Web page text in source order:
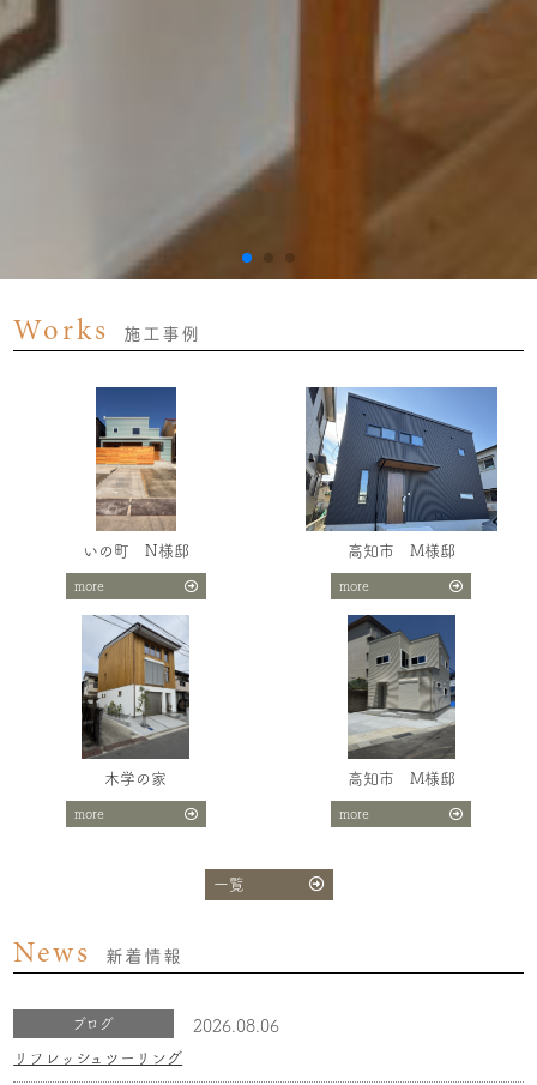
Works 施工事例
いの町 N様邸
more
高知市 M様邸
more
木学の家
more
高知市 M様邸
more
一覧
News 新着情報
ブログ 2026.08.06
リフレッシュツーリング